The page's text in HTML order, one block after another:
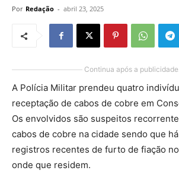
Por Redação - abril 23, 2025
Continua após a
A Polícia Militar prendeu quatro
receptação de cabos de cobre em
Os envolvidos são suspeitos
cabos de cobre na cidade sendo que
registros recentes de furto de fiação
onde que residem.